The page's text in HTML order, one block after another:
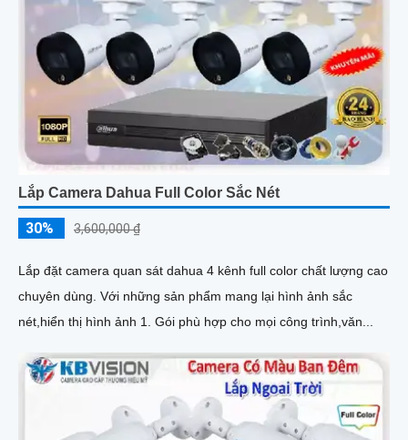
Lắp Camera Dahua Full Color Sắc Nét
30% 3,600,000 ₫
Lắp đặt camera quan sát dahua 4 kênh full color chất lượng cao
chuyên dùng. Với những sản phẩm mang lại hình ảnh sắc
nét,hiển thị hình ảnh 1. Gói phù hợp cho mọi công trình,văn...